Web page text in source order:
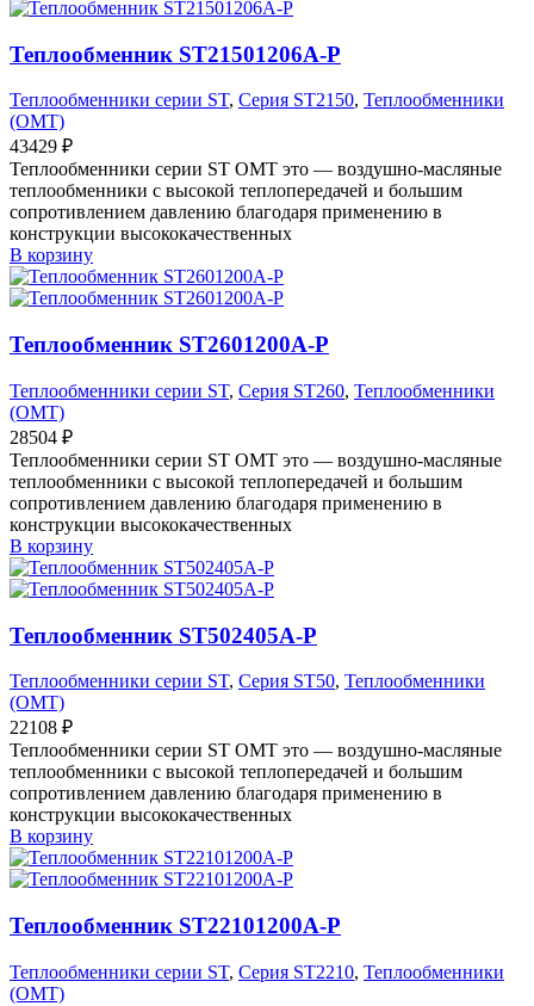
Теплообменник ST21501206A-P
Теплообменники серии ST, Серия ST2150, Теплообменники
(OMT)
43429 ₽
Теплообменники серии ST OMT это — воздушно-масляные
теплообменники с высокой теплопередачей и большим
сопротивлением давлению благодаря применению в
конструкции высококачественных
В корзину
Теплообменник ST2601200A-P
Теплообменники серии ST, Серия ST260, Теплообменники
(OMT)
28504 ₽
Теплообменники серии ST OMT это — воздушно-масляные
теплообменники с высокой теплопередачей и большим
сопротивлением давлению благодаря применению в
конструкции высококачественных
В корзину
Теплообменник ST502405A-P
Теплообменники серии ST, Серия ST50, Теплообменники
(OMT)
22108 ₽
Теплообменники серии ST OMT это — воздушно-масляные
теплообменники с высокой теплопередачей и большим
сопротивлением давлению благодаря применению в
конструкции высококачественных
В корзину
Теплообменник ST22101200A-P
Теплообменники серии ST, Серия ST2210, Теплообменники
(OMT)